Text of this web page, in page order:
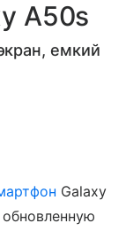
A50s
емкий
Galaxy